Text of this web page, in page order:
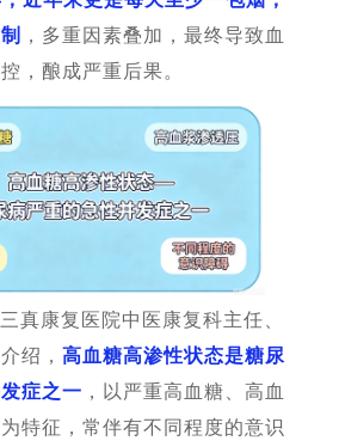
，多重因素叠加，最终导致血
，酿成严重后果。
真康复医院中医康复科主任、
绍， 高血糖高渗性状态是糖尿
症之一 ，以严重高血糖、高血
特征，常伴有不同程度的意识